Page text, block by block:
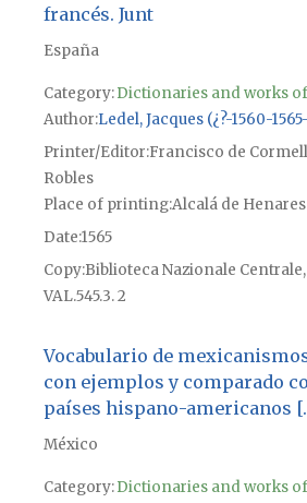
francés. Junt
España
Category:Dictionaries and works
Author Ledel, Jacques (¿?-1560-
Printer/Editor Francisco de
Robles
Place of printingAlcalá de Henares
Date1565
CopyBiblioteca Nazionale Centrale,
VAL.545.3. 2
Vocabulario de
con ejemplos y comparado
países hispano-americanos
México
Category:Dictionaries and works